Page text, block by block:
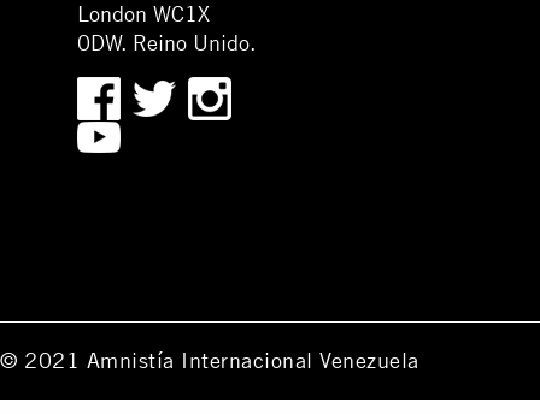
London WC1X
0DW. Reino Unido.
© 2021 Amnistía Internacional Venezuela